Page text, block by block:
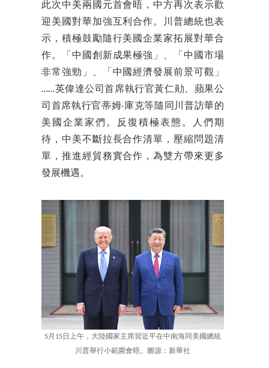
此次中美兩國元首會晤，中方再次表示歡
迎美國對華加強互利合作。川普總統也表
示，積極鼓勵隨行美國企業家拓展對華合
作。「中國創新成果極強」、「中國市場
非常強勁」、「中國經濟發展前景可觀」
……英偉達公司首席執行官黃仁勛、蘋果公
司首席執行官蒂姆·庫克等隨同川普訪華的
美國企業家們。反復積極表態。人們期
待，中美不斷拉長合作清單，壓縮問題清
單，推進經貿務實合作，為雙方帶來更多
發展機遇。
5月15日上午，大陸國家主席習近平在中南海同美國總統
川普舉行小範圍會晤。圖源：新華社